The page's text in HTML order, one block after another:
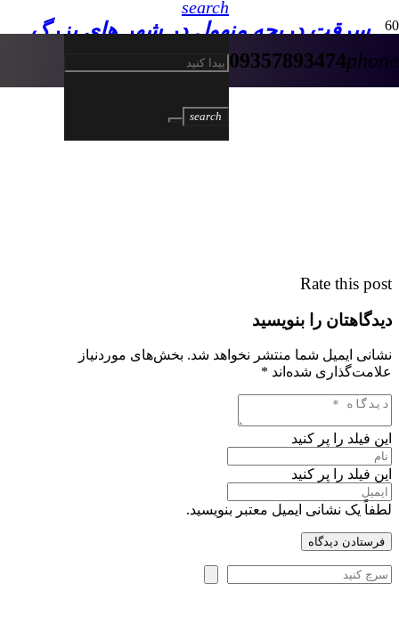
09357893474phone
search
search
سرقت دریچه منهول در شهر های بزرگ
Rate this post
دیدگاهتان را بنویسید
نشانی ایمیل شما منتشر نخواهد شد. بخش‌های موردنیاز
علامت‌گذاری شده‌اند *
این فیلد را پر کنید
این فیلد را پر کنید
لطفاً یک نشانی ایمیل معتبر بنویسید.
فرستادن دیدگاه
جستجو